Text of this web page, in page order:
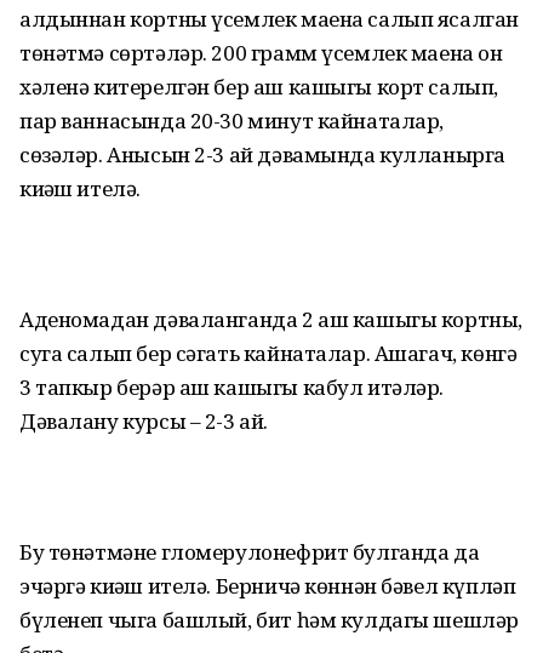
алдыннан кортны үсемлек маена салып ясалган
төнәтмә сөртәләр. 200 грамм үсемлек маена он
хәленә китерелгән бер аш кашыгы корт салып,
пар ваннасында 20-30 минут кайнаталар,
сөзәләр. Анысын 2-3 ай дәвамында кулланырга
киңәш ителә.
Аденомадан дәваланганда 2 аш кашыгы кортны,
суга салып бер сәгать кайнаталар. Ашагач, көнгә
3 тапкыр берәр аш кашыгы кабул итәләр.
Дәвалану курсы – 2-3 ай.
Бу төнәтмәне гломерулонефрит булганда да
эчәргә киңәш ителә. Берничә көннән бәвел күпләп
бүленеп чыга башлый, бит һәм кулдагы шешләр